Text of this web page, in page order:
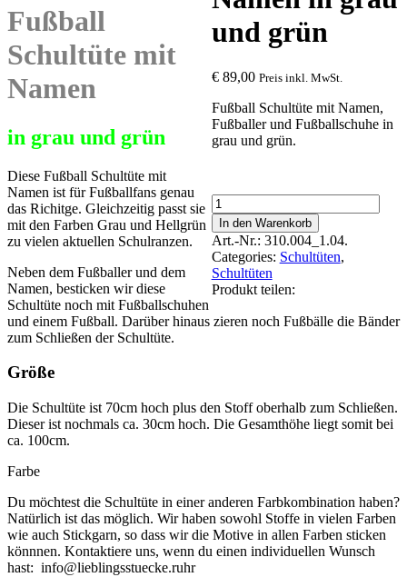
und grün
€89,00 Preis inkl. MwSt.
Fußball Schultüte mit Namen,
Fußballer und Fußballschuhe in
grau und grün.
Fußball
Schultüte
mit
Namen
in
grau
und
grün
In den Warenkorb
Art.-Nr.: 310.004_1.04.
Categories: Schultüten,
Schultüten
Produkt teilen:
Fußball
Schultüte mit
Namen
in grau und grün
Diese Fußball Schultüte mit
Namen ist für Fußballfans genau
das Richitge. Gleichzeitig passt sie
mit den Farben Grau und Hellgrün
zu vielen aktuellen Schulranzen.
Neben dem Fußballer und dem
Namen, besticken wir diese
Schultüte noch mit Fußballschuhen
und einem Fußball. Darüber hinaus zieren noch Fußbälle die Bänder
zum Schließen der Schultüte.
Größe
Die Schultüte ist 70cm hoch plus den Stoff oberhalb zum Schließen.
Dieser ist nochmals ca. 30cm hoch. Die Gesamthöhe liegt somit bei
ca. 100cm.
Farbe
Du möchtest die Schultüte in einer anderen Farbkombination haben?
Natürlich ist das möglich. Wir haben sowohl Stoffe in vielen Farben
wie auch Stickgarn, so dass wir die Motive in allen Farben sticken
könnnen. Kontaktiere uns, wenn du einen individuellen Wunsch
hast: info@lieblingsstuecke.ruhr